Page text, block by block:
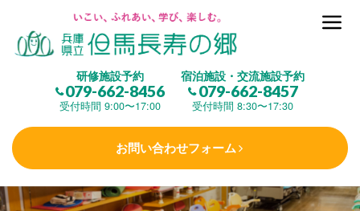
研修施設予約
079-662-8456
受付時間 9:00〜17:00
宿泊施設・交流施設予約
079-662-8457
受付時間 8:30〜17:30
お問い合わせフォーム
但馬長寿の郷とは
(研修施設)
楽しむ